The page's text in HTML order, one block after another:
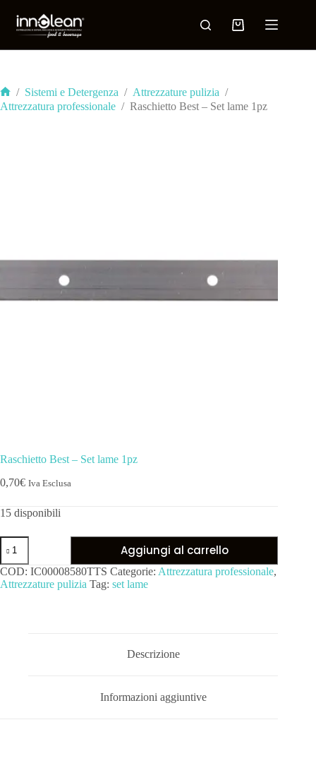
/ Sistemi e Detergenza / Attrezzature pulizia /
Attrezzatura professionale / Raschietto Best – Set lame 1pz
Raschietto Best – Set lame 1pz
0,70€ Iva Esclusa
15 disponibili
Aggiungi al carrello
COD: IC00008580TTS Categorie: Attrezzatura professionale,
Attrezzature pulizia Tag: set lame
Descrizione
Informazioni aggiuntive